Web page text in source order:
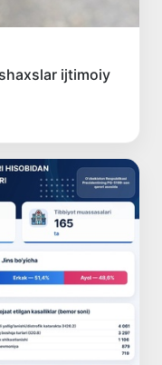
ijtimoiy